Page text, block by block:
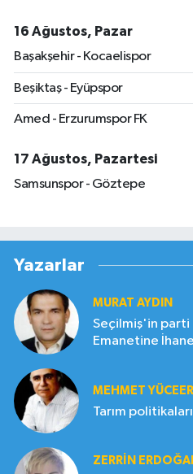
16 Ağustos, Pazar
Başakşehir - Kocaelispor
Beşiktaş - Eyüpspor
Amed - Erzurumspor FK
17 Ağustos, Pazartesi
Samsunspor - Göztepe
Yazarlar
MURAT AYDIN
Seçilmiş'in parti
Emanetine
MEHMET YÜCEER
Tarım
ZERRIN